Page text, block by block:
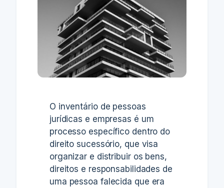
O inventário de pessoas
jurídicas e empresas é um
processo específico dentro do
direito sucessório, que visa
organizar e distribuir os bens,
direitos e responsabilidades de
uma pessoa falecida que era